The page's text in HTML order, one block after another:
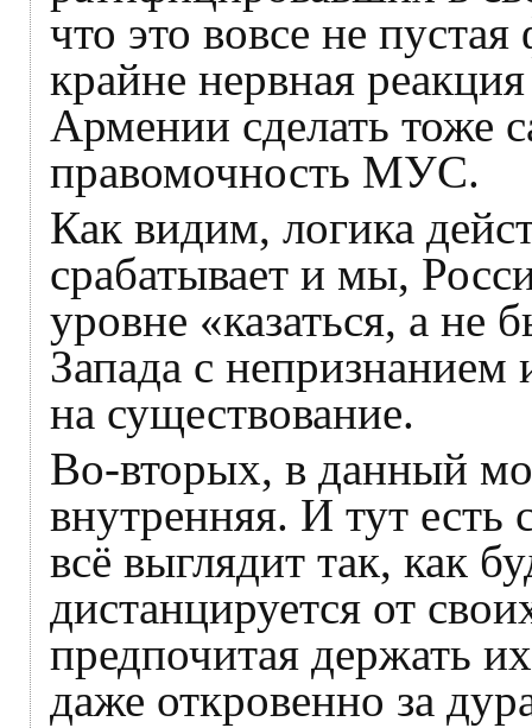
что это вовсе не
крайне нервная
Армении сделать тоже
правомочность МУС.
Как видим, логика
срабатывает и мы,
уровне «казаться, а не
Запада с непризнанием
на существование.
Во-вторых, в данный
внутренняя. И тут
всё выглядит так, как
дистанцируется от
предпочитая держать
даже откровенно за